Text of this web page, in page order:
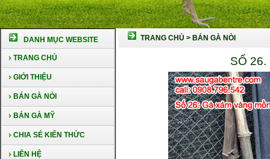
DANH MỤC WEBSITE
TRANG CHỦ
GIỚI THIỆU
BÁN GÀ NÒI
BÁN GÀ MỸ
CHIA SẺ KIẾN THỨC
LIÊN HỆ
TRANG CHỦ > BÁN GÀ NÒI
SỐ 26.